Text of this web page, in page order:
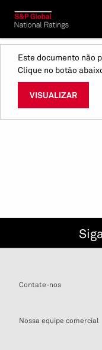
Este documento não
Clique no botão
VISUALIZAR
Contate-nos
Nossa equipe comercial